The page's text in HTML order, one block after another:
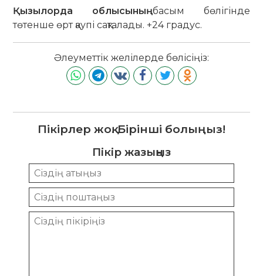
Қызылорда облысыныңбасым бөлігінде
төтенше өрт қаупі сақталады. +24 градус.
Әлеуметтік желілерде бөлісіңіз:
Пікірлер жоқ. Бірінші болыңыз!
Пікір жазыңыз